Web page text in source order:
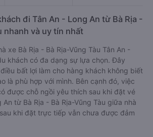
đi Tân An - Long An từ Bà Rịa -
nhanh và uy tín nhất
xe Bà Rịa - Bà Rịa-Vũng Tàu Tân An -
khách có đa dạng sự lựa chọn. Đây
bất lợi làm cho hàng khách không biết
là phù hợp với mình. Bên cạnh đó, việc
được chỗ ngồi yêu thích sau khi đặt vé
An từ Bà Rịa - Bà Rịa-Vũng Tàu giữa nhà
khi đặt trực tiếp vẫn chưa được đảm